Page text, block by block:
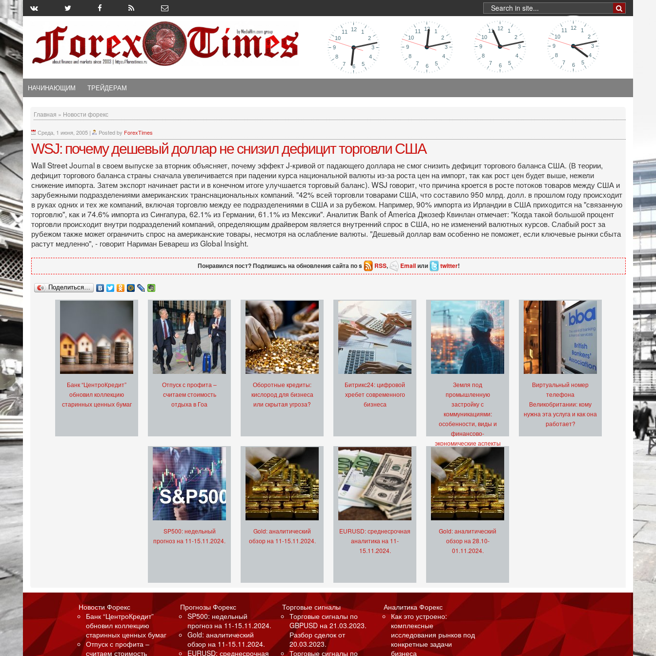
НАЧИНАЮЩИМ ТРЕЙДЕРАМ
Главная » Новости форекс
Среда, 1 июня, 2005 | Posted by ForexTimes
WSJ: почему дешевый доллар не снизил дефицит торговли США
Wall Street Journal в своем выпуске за вторник объясняет, почему эффект J-кривой от падающего доллара не смог снизить дефицит торгового баланса США. (В теории,
дефицит торгового баланса страны сначала увеличивается при падении курса национальной валюты из-за роста цен на импорт, так как рост цен будет выше, нежели
снижение импорта. Затем экспорт начинает расти и в конечном итоге улучшается торговый баланс). WSJ говорит, что причина кроется в росте потоков товаров между США и
зарубежными подразделениями американских транснациональных компаний. "42% всей торговли товарами США, что составило 950 млрд. долл. в прошлом году происходит
в руках одних и тех же компаний, включая торговлю между ее подразделениями в США и за рубежом. Например, 90% импорта из Ирландии в США приходится на "связанную
торговлю", как и 74.6% импорта из Сингапура, 62.1% из Германии, 61.1% из Мексики". Аналитик Bank of America Джозеф Квинлан отмечает: "Когда такой большой процент
торговли происходит внутри подразделений компаний, определяющим драйвером является внутренний спрос в США, но не изменений валютных курсов. Слабый рост за
рубежом также может ограничить спрос на американские товары, несмотря на ослабление валюты. "Дешевый доллар вам особенно не поможет, если ключевые рынки сбыта
растут медленно", - говорит Нариман Бевареш из Global Insight.
Понравился пост? Подпишись на обновления сайта по s RSS, Emailили twitter!
Поделиться…
Банк “ЦентроКредит”
обновил коллекцию
старинных ценных бумаг
Отпуск с профита –
считаем стоимость
отдыха в Гоа
Оборотные кредиты:
кислород для бизнеса
или скрытая угроза?
Битрикс24: цифровой
хребет современного
бизнеса
Земля под
промышленную
застройку с
коммуникациями:
особенности, виды и
финансово-
экономические аспекты
Виртуальный номер
телефона
Великобритании: кому
нужна эта услуга и как она
работает?
SP500: недельный
прогноз на 11-15.11.2024.
Gold: аналитический
обзор на 11-15.11.2024.
EURUSD: среднесрочная
аналитика на 11-
15.11.2024.
Gold: аналитический
обзор на 28.10-
01.11.2024.
Новости Форекс
Банк “ЦентроКредит”
обновил коллекцию
старинных ценных бумаг
Отпуск с профита –
считаем стоимость
Прогнозы Форекс
SP500: недельный
прогноз на 11-15.11.2024.
Gold: аналитический
обзор на 11-15.11.2024.
EURUSD: среднесрочная
Торговые сигналы
Торговые сигналы по
GBPUSD на 21.03.2023.
Разбор сделок от
20.03.2023.
Торговые сигналы по
Аналитика Форекс
Как это устроено:
комплексные
исследования рынков под
конкретные задачи
бизнеса